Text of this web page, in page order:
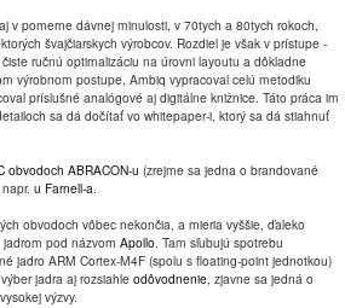
v pomerne dávnej minulosti, v 70tych a 80tych rokoch,
švajčiarskych výrobcov. Rozdiel je však v prístupe -
ručnú optimalizáciu na úrovni layoutu a dôkladne
výrobnom postupe, Ambiq vypracoval celú metodiku
príslušné analógové aj digitálne knižnice. Táto práca im
sa dá dočítať vo whitepaper-i, ktorý sa dá stiahnuť
obvodoch ABRACON-u (zrejme sa jedna o brandované
u Farnell-a.
obvodoch vôbec nekončia, a mieria vyššie, ďaleko
pod názvom Apollo. Tam sľubujú spotrebu
jadro ARM Cortex-M4F (spolu s floating-point jednotkou)
jadra aj rozsiahle odôvodnenie, zjavne sa jedná o
výzvy.